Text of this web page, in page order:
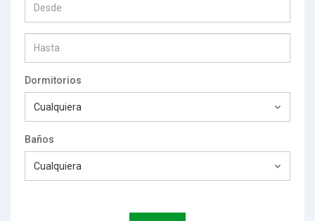
Dormitorios
Cualquiera
Baños
Cualquiera